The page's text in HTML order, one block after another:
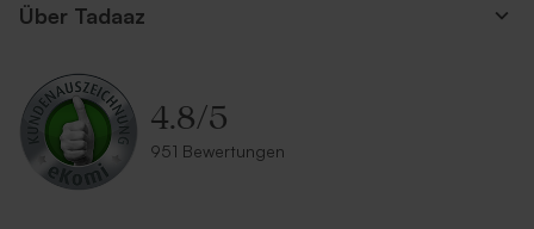
Über Tadaaz
4.8/5
951 Bewertungen